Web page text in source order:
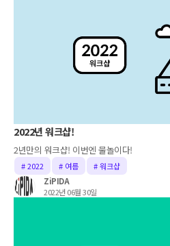
2022년 워크샵!
2년만의 워크샵! 이번엔 물놀이다!
# 2022 # 여름
# 워크샵
ZiPIDA
2022년 06월 30일